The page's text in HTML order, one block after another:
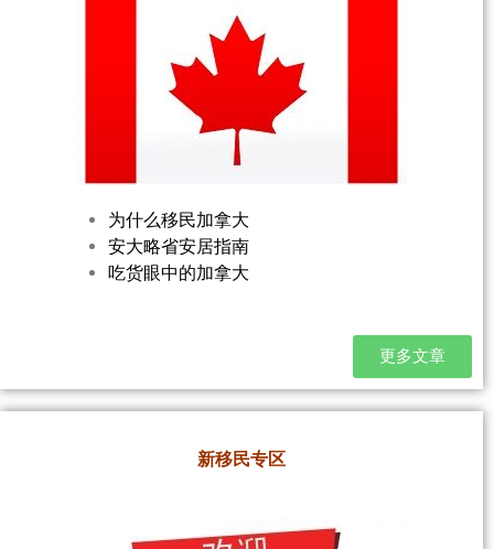
为什么移民加拿大
安大略省安居指南
吃货眼中的加拿大
更多文章
新移民专区